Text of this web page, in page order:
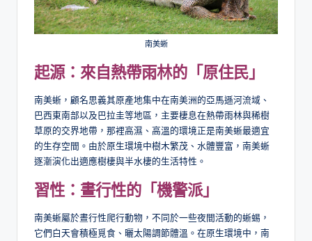
南美蜥
起源：來自熱帶雨林的「原住民」
南美蜥，顧名思義其原產地集中在南美洲的亞馬遜河流域、
巴西東南部以及巴拉圭等地區，主要棲息在熱帶雨林與稀樹
草原的交界地帶，那裡高濕、高溫的環境正是南美蜥最適宜
的生存空間。由於原生環境中樹木繁茂、水體豐富，南美蜥
逐漸演化出適應樹棲與半水棲的生活特性。
習性：晝行性的「機警派」
南美蜥屬於晝行性爬行動物，不同於一些夜間活動的蜥蜴，
它們白天會積極覓食、曬太陽調節體溫。在原生環境中，南